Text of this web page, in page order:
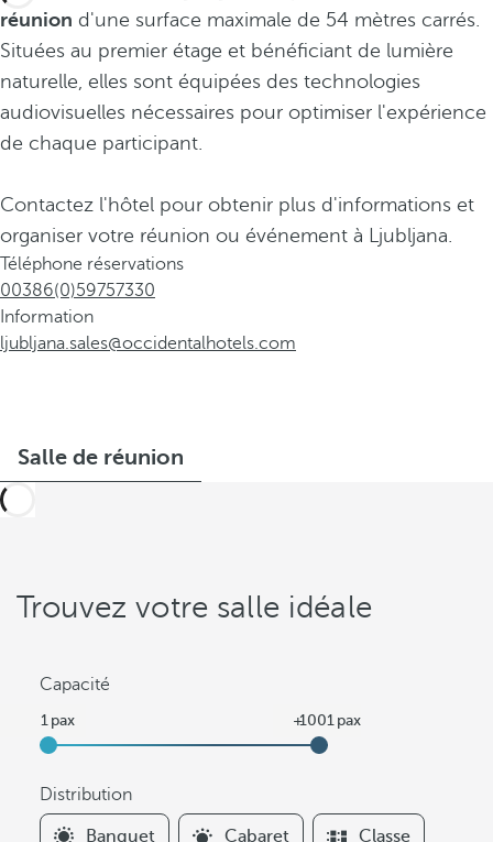
réunion d'une surface maximale de 54 mètres carrés.
Situées au premier étage et bénéficiant de lumière
naturelle, elles sont équipées des technologies
audiovisuelles nécessaires pour optimiser l'expérience
de chaque participant.
Contactez l'hôtel pour obtenir plus d'informations et
organiser votre réunion ou événement à Ljubljana.
Téléphone réservations
00386(0)59757330
Information
ljubljana.sales@occidentalhotels.com
Salle de réunion
Trouvez votre salle idéale
Capacité
Distribution
F
Banquet Cabaret Classe